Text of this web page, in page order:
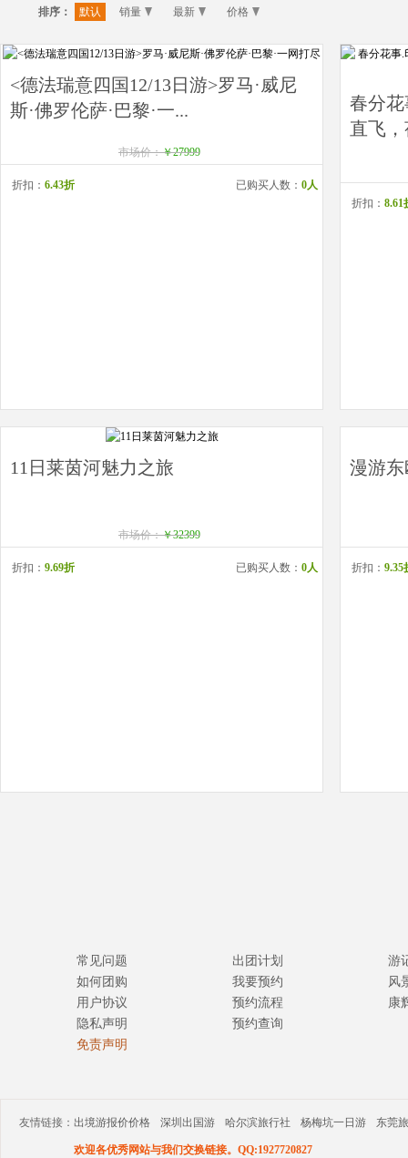
排序：
默认 销量 最新 价格
<德法瑞意四国12/13日游>罗马·威尼
斯·佛罗伦萨·巴黎·一...
市场价：￥27999
折扣： 6.43折 已购买人数： 0人
春分
直飞
折扣： 8.61
11日莱茵河魅力之旅
市场价：￥32399
折扣： 9.69折 已购买人数： 0人
漫游东
折扣： 9.35
常见问题
如何团购
用户协议
隐私声明
免责声明
出团计划
我要预约
预约流程
预约查询
游
风
康
友情链接： 出境游报价价格 深圳出国游 哈尔滨旅行社 杨梅坑一日游 东莞
欢迎各优秀网站与我们交换链接。QQ:1927720827